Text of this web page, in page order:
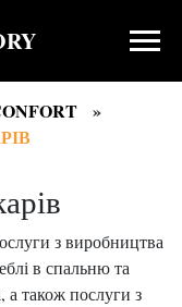
з виробництва
в спальню та
а також послуги з